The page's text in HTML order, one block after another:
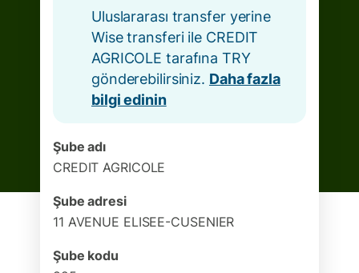
Uluslararası transfer yerine
Wise transferi ile CREDIT
AGRICOLE tarafına TRY
gönderebilirsiniz. Daha fazla
bilgi edinin
Şube adı
CREDIT AGRICOLE
Şube adresi
11 AVENUE ELISEE-CUSENIER
Şube kodu